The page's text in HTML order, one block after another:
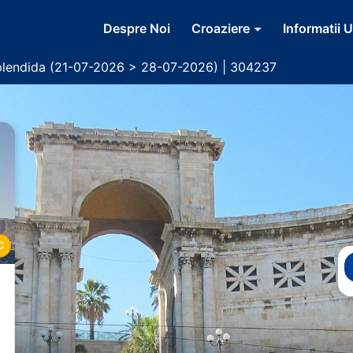
Despre Noi Croaziere Informatii
(21-07-2026 > 28-07-2026) | 304237